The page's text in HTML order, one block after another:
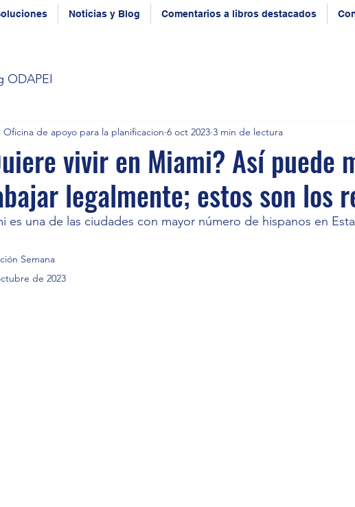
Noticias y Blog Comentarios a libros destacados
ODAPEI
vivir en Miami? Así puede
legalmente; estos son los
Oficina de apoyo para la planificacion 6 oct 2023 3 min de lectura
es una de las ciudades con mayor número de hispanos en
Semana
de 2023